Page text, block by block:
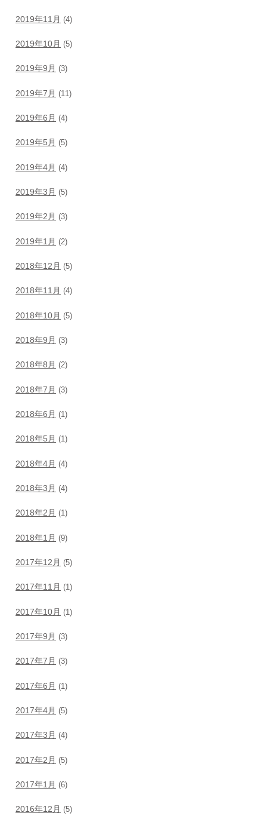
2019年11月 (4)
2019年10月 (5)
2019年9月 (3)
2019年7月 (11)
2019年6月 (4)
2019年5月 (5)
2019年4月 (4)
2019年3月 (5)
2019年2月 (3)
2019年1月 (2)
2018年12月 (5)
2018年11月 (4)
2018年10月 (5)
2018年9月 (3)
2018年8月 (2)
2018年7月 (3)
2018年6月 (1)
2018年5月 (1)
2018年4月 (4)
2018年3月 (4)
2018年2月 (1)
2018年1月 (9)
2017年12月 (5)
2017年11月 (1)
2017年10月 (1)
2017年9月 (3)
2017年7月 (3)
2017年6月 (1)
2017年4月 (5)
2017年3月 (4)
2017年2月 (5)
2017年1月 (6)
2016年12月 (5)